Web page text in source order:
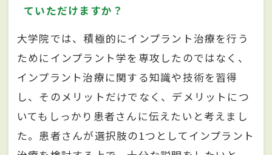
ていただけますか？
大学院では、積極的にインプラント治療を行う
ためにインプラント学を専攻したのではなく、
インプラント治療に関する知識や技術を習得
し、そのメリットだけでなく、デメリットにつ
いてもしっかり患者さんに伝えたいと考えまし
た。患者さんが選択肢の1つとしてインプラント